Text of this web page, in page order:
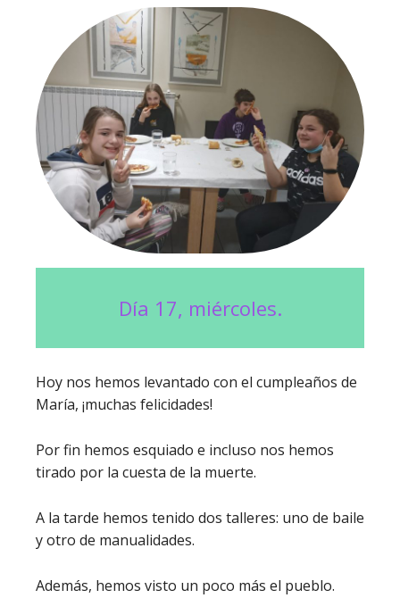
Día 17, miércoles.
Hoy nos hemos levantado con el cumpleaños de
María, ¡muchas felicidades!
Por fin hemos esquiado e incluso nos hemos
tirado por la cuesta de la muerte.
A la tarde hemos tenido dos talleres: uno de baile
y otro de manualidades.
Además, hemos visto un poco más el pueblo.